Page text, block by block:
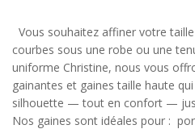
Vous souhaitez affiner votre
courbes sous une robe ou une
uniforme Christine, nous vous
gainantes et gaines taille haute
silhouette — tout en confort —
Nos gaines sont idéales pour :